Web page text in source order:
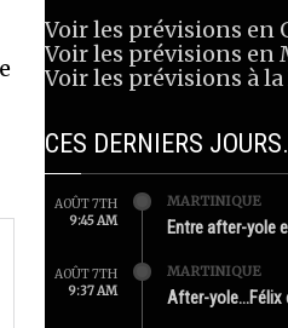
Voir les prévisions en
Voir les prévisions en
Voir les prévisions à
CES DERNIERS
AOÛT 7TH
9:45 AM
MARTINIQUE
Entre after-yole
AOÛT 7TH
9:37 AM
MARTINIQUE
After-yole…Félix